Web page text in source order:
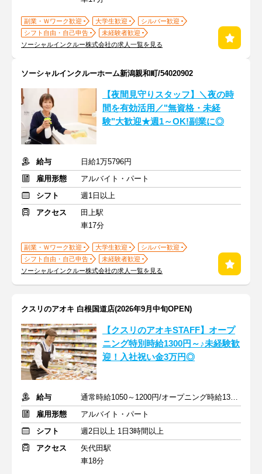
副業・Ｗワーク歓迎 大学生歓迎
シルバー歓迎
シフト自由・自己申告
未経験者歓迎
ソーシャルインクルー株式会社の求人一覧を見る
ソーシャルインクルーホーム新潟親和町/54020902
【夜間見守りスタッフ】＼夜の時
間を有効活用／"無資格・未経
験"大歓迎★週1～OK!副業に◎
給与
日給1万5796円
雇用形態
アルバイト・パート
シフト
週1日以上
アクセス
田上駅
車17分
副業・Ｗワーク歓迎 大学生歓迎
シルバー歓迎
シフト自由・自己申告
未経験者歓迎
ソーシャルインクルー株式会社の求人一覧を見る
クスリのアオキ 白根国道店(2026年9月中旬OPEN)
【クスリのアオキSTAFF】オープ
ニング特別時給1300円～♪未経験歓
迎！入社祝い金3万円◎
給与
通常時給1050～1200円/オープニング時給1300～1400円
雇用形態
アルバイト・パート
シフト
週2日以上 1日3時間以上
アクセス
矢代田駅
車18分